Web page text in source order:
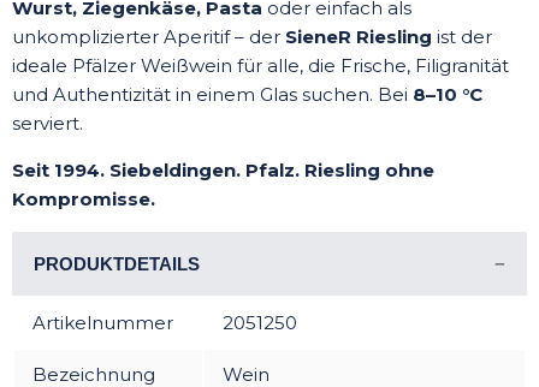
Wurst, Ziegenkäse, Pasta oder einfach als
unkomplizierter Aperitif – der SieneR Riesling ist der
ideale Pfälzer Weißwein für alle, die Frische, Filigranität
und Authentizität in einem Glas suchen. Bei 8–10 °C
serviert.
Seit 1994. Siebeldingen. Pfalz. Riesling ohne
Kompromisse.
PRODUKTDETAILS
Artikelnummer 2051250
Bezeichnung Wein